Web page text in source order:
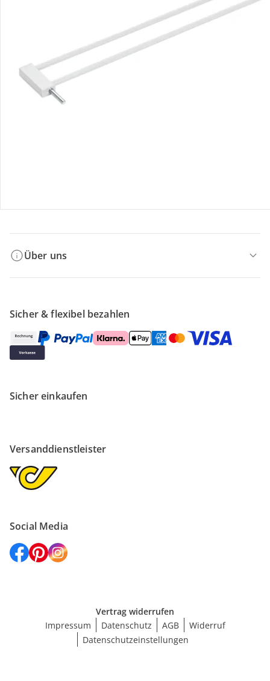
Bestellung & Lieferung
Retoure & Reklamation
Über uns
Sicher & flexibel bezahlen
Sicher einkaufen
Versanddienstleister
Social Media
Vertrag widerrufen
Impressum
Datenschutz AGB
Widerruf
Datenschutzeinstellungen